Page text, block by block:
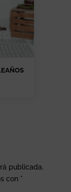
publicada.
con *